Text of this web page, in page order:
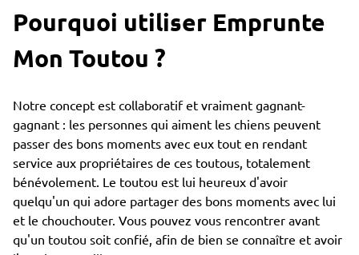
Pourquoi utiliser Emprunte
Mon Toutou ?
Notre concept est collaboratif et vraiment gagnant-
gagnant : les personnes qui aiment les chiens peuvent
passer des bons moments avec eux tout en rendant
service aux propriétaires de ces toutous, totalement
bénévolement. Le toutou est lui heureux d'avoir
quelqu'un qui adore partager des bons moments avec lui
et le chouchouter. Vous pouvez vous rencontrer avant
qu'un toutou soit confié, afin de bien se connaître et avoir